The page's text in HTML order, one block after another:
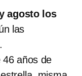
agosto los
las
46 años de